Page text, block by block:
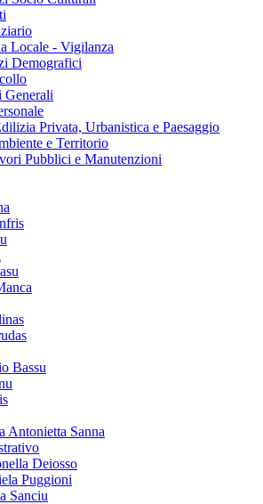
Locale - Vigilanza
Demografici
Privata, Urbanistica e Paesaggio
e Territorio
Pubblici e Manutenzioni
Bassu
Antonietta Sanna
Deiosso
Puggioni
Sanciu